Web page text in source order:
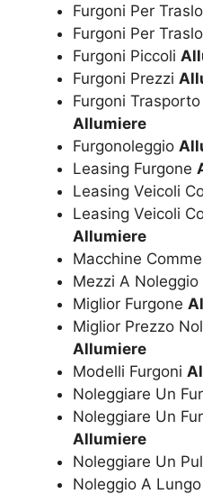
Furgoni Per
Furgoni Per
Furgoni Piccoli
Furgoni Prezzi
Furgoni
Allumiere
Furgonoleggio
Leasing Furgone
Leasing Veicoli
Leasing Veicoli
Allumiere
Macchine
Mezzi A Noleggio
Miglior Furgone
Miglior Prezzo
Allumiere
Modelli Furgoni
Noleggiare Un
Noleggiare Un
Allumiere
Noleggiare Un
Noleggio A